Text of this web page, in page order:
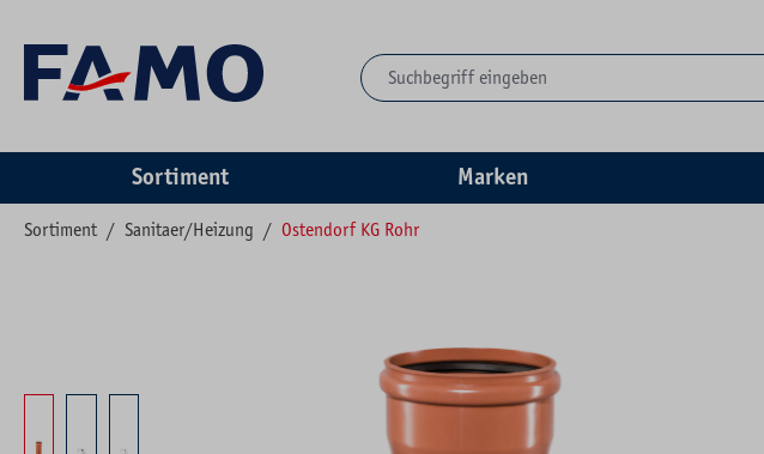
Sortiment Marken
Sortiment / Sanitaer/Heizung / Ostendorf KG Rohr